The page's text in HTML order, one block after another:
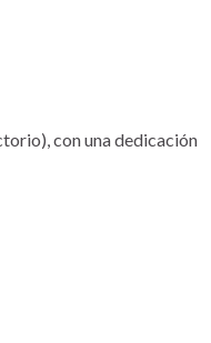
con una dedicación